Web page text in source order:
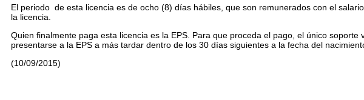
El periodo de esta licencia es de ocho (8) días hábiles, que son remunerados con el
la licencia.
Quien finalmente paga esta licencia es la EPS. Para que proceda el pago, el único
presentarse a la EPS a más tardar dentro de los 30 días siguientes a la fecha del
(10/09/2015)